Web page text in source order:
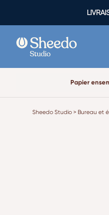
Papier
Sheedo Studio > Bureau et